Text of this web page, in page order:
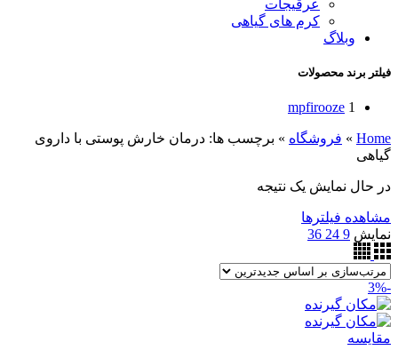
عرقیجات
کرم های گیاهی
وبلاگ
فیلتر برند محصولات
mpfirooze 1
Home
» فروشگاه » برچسب ها: درمان خارش پوستی با داروی
گیاهی
در حال نمایش یک نتیجه
مشاهده فیلترها
نمایش 9
24
36
-3%
مقایسه